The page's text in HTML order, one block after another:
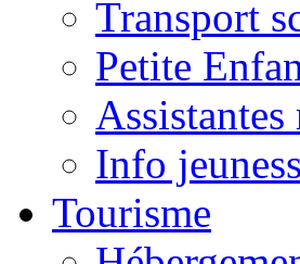
Transport
Petite
Assistantes
Info
Tourisme